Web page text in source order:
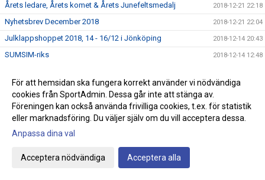
Årets ledare, Årets komet & Årets Junefeltsmedalj 2018-12-21 22:18
Nyhetsbrev December 2018 2018-12-21 22:04
Julklappshoppet 2018, 14 - 16/12 i Jönköping 2018-12-14 20:43
SUMSIM-riks 2018-12-14 12:48
Nordiska Mästerskapen i simning 2018-12-08 07:50
Klubbmästerskap i simning 2018-12-17 2018-12-04 14:34
NM/NJM i simhopp i Bergen 7 - 9/12 2018-12-03 13:35
Simiaden i Nässjö
Crawlkurser för vuxna
Terminsfri simskola - den snabbaste vägen till
För att hemsidan ska fungera korrekt använder vi nödvändiga
cookies från SportAdmin. Dessa går inte att stänga av.
Föreningen kan också använda frivilliga cookies, t.ex. för statistik
eller marknadsföring. Du väljer själv om du vill acceptera dessa.
Anpassa dina val
Acceptera nödvändiga Acceptera alla